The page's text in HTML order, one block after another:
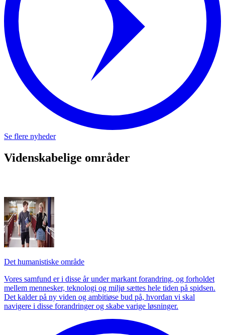
Se flere nyheder
Videnskabelige områder
Det humanistiske område
Vores samfund er i disse år under markant forandring, og forholdet
mellem mennesker, teknologi og miljø sættes hele tiden på spidsen.
Det kalder på ny viden og ambitiøse bud på, hvordan vi skal
navigere i disse forandringer og skabe varige løsninger.